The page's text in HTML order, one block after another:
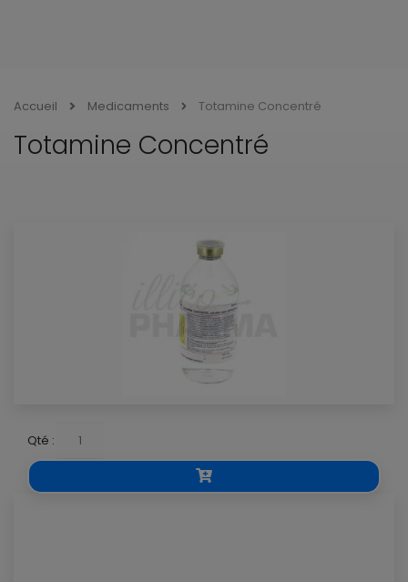
Accueil Medicaments Totamine Concentré
Totamine Concentré
Qté :